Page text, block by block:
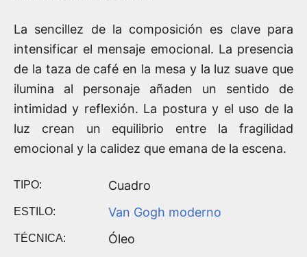
La sencillez de la composición es clave para
intensificar el mensaje emocional. La presencia
de la taza de café en la mesa y la luz suave que
ilumina al personaje añaden un sentido de
intimidad y reflexión. La postura y el uso de la
luz crean un equilibrio entre la fragilidad
emocional y la calidez que emana de la escena.
TIPO: Cuadro
ESTILO: Van Gogh moderno
TÉCNICA: Óleo